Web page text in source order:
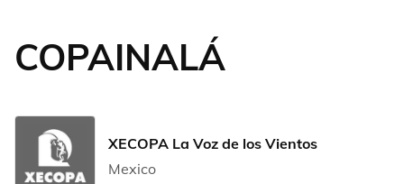
COPAINALÁ
XECOPA La Voz de los Vientos
Mexico